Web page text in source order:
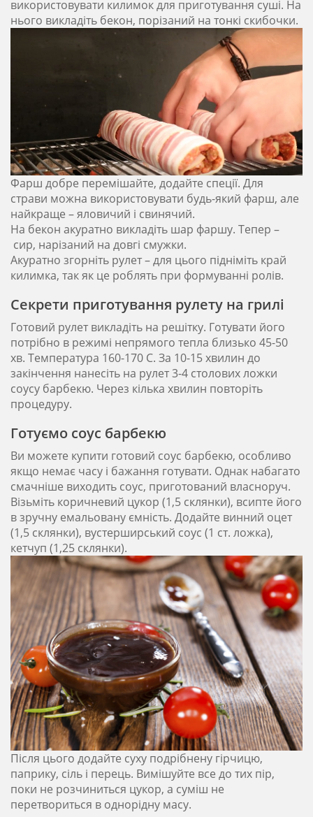
використовувати килимок для приготування суші. На
нього викладіть бекон, порізаний на тонкі скибочки.
Фарш добре перемішайте, додайте спеції. Для
страви можна використовувати будь-який фарш, але
найкраще – яловичий і свинячий.
На бекон акуратно викладіть шар фаршу. Тепер –
сир, нарізаний на довгі смужки.
Акуратно згорніть рулет – для цього підніміть край
килимка, так як це роблять при формуванні ролів.
Секрети приготування рулету на грилі
Готовий рулет викладіть на решітку. Готувати його
потрібно в режимі непрямого тепла близько 45-50
хв. Температура 160-170 С. За 10-15 хвилин до
закінчення нанесіть на рулет 3-4 столових ложки
соусу барбекю. Через кілька хвилин повторіть
процедуру.
Готуємо соус барбекю
Ви можете купити готовий соус барбекю, особливо
якщо немає часу і бажання готувати. Однак набагато
смачніше виходить соус, приготований власноруч.
Візьміть коричневий цукор (1,5 склянки), всипте його
в зручну емальовану ємність. Додайте винний оцет
(1,5 склянки), вустерширський соус (1 ст. ложка),
кетчуп (1,25 склянки).
Після цього додайте суху подрібнену гірчицю,
паприку, сіль і перець. Вимішуйте все до тих пір,
поки не розчиниться цукор, а суміш не
перетвориться в однорідну масу.